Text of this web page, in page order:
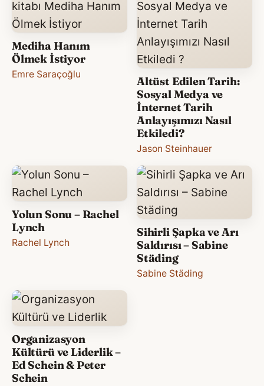
Mediha Hanım
Ölmek İstiyor
Emre Saraçoğlu
Altüst Edilen Tarih:
Sosyal Medya ve
İnternet Tarih
Anlayışımızı Nasıl
Etkiledi?
Jason Steinhauer
Yolun Sonu – Rachel
Lynch
Rachel Lynch
Sihirli Şapka ve Arı
Saldırısı – Sabine
Städing
Sabine Städing
Organizasyon
Kültürü ve Liderlik –
Ed Schein & Peter
Schein